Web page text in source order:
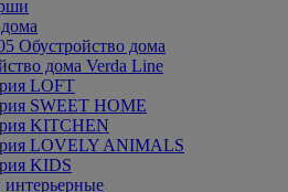
Обустройство дома
дома Verda Line
LOFT
SWEET HOME
KITCHEN
LOVELY ANIMALS
KIDS